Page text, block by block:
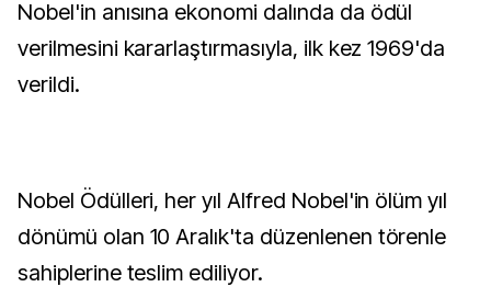
Nobel'in anısına ekonomi dalında da ödül
verilmesini kararlaştırmasıyla, ilk kez 1969'da
verildi.
Nobel Ödülleri, her yıl Alfred Nobel'in ölüm yıl
dönümü olan 10 Aralık'ta düzenlenen törenle
sahiplerine teslim ediliyor.